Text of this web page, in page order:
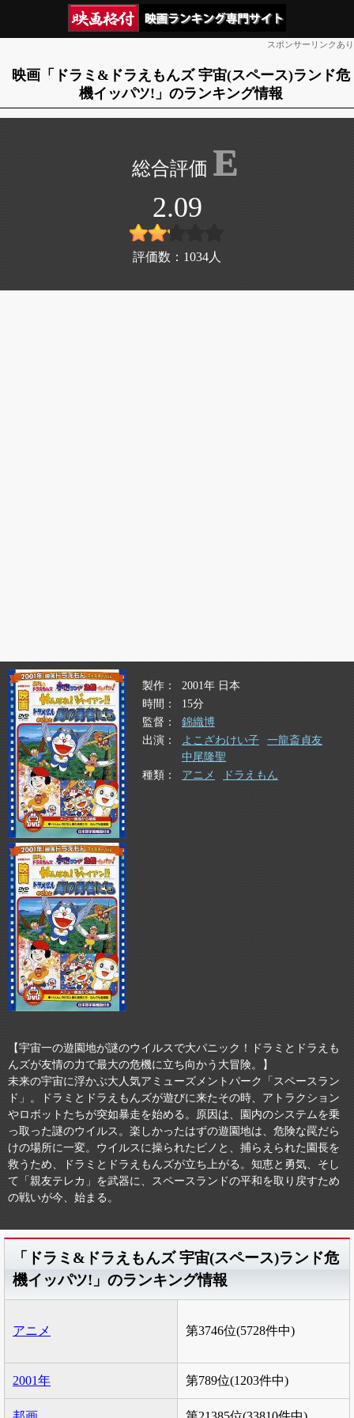
スポンサーリンクあり
映画「ドラミ&ドラえもんズ 宇宙(スペース)ランド危
機イッパツ!」のランキング情報
E
2.09
評価数： 1034 人
製作
2001年 日本
時間
15分
監督
錦織博
出演
よこざわけい子
一龍斎貞友
中尾隆聖
種類
アニメ ドラえもん
【宇宙一の遊園地が謎のウイルスで大パニック！ドラミとドラえも
んズが友情の力で最大の危機に立ち向かう大冒険。】
未来の宇宙に浮かぶ大人気アミューズメントパーク「スペースラン
ド」。ドラミとドラえもんズが遊びに来たその時、アトラクション
やロボットたちが突如暴走を始める。原因は、園内のシステムを乗
っ取った謎のウイルス。楽しかったはずの遊園地は、危険な罠だら
けの場所に一変。ウイルスに操られたピノと、捕らえられた園長を
救うため、ドラミとドラえもんズが立ち上がる。知恵と勇気、そし
て「親友テレカ」を武器に、スペースランドの平和を取り戻すため
の戦いが今、始まる。
「ドラミ&ドラえもんズ 宇宙(スペース)ランド危
機イッパツ!」のランキング情報
アニメ 第3746位(5728件中)
2001年 第789位(1203件中)